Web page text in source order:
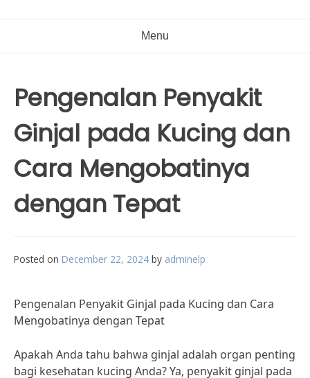
Menu
Pengenalan Penyakit
Ginjal pada Kucing dan
Cara Mengobatinya
dengan Tepat
Posted on December 22, 2024 by adminelp
Pengenalan Penyakit Ginjal pada Kucing dan Cara
Mengobatinya dengan Tepat
Apakah Anda tahu bahwa ginjal adalah organ penting
bagi kesehatan kucing Anda? Ya, penyakit ginjal pada